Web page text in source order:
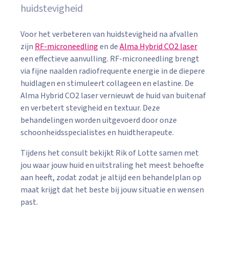
huidstevigheid
Voor het verbeteren van huidstevigheid na afvallen
zijn RF-microneedlingen deAlma Hybrid CO2 laser
een effectieve aanvulling. RF-microneedling brengt
via fijne naalden radiofrequente energie in de diepere
huidlagen en stimuleert collageen en elastine. De
Alma Hybrid CO2 laser vernieuwt de huid van buitenaf
en verbetert stevigheid en textuur. Deze
behandelingen worden uitgevoerd door onze
schoonheidsspecialistes en huidtherapeute.
Tijdens het consult bekijkt Rik of Lotte samen met
jou waar jouw huid en uitstraling het meest behoefte
aan heeft, zodat zodat je altijd een behandelplan op
maat krijgt dat het beste bij jouw situatie en wensen
past.